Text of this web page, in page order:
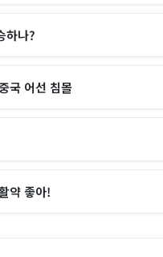
하나?
국 어선 침몰
약 좋아!